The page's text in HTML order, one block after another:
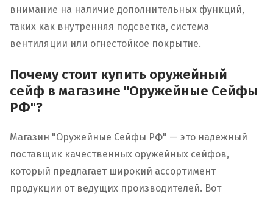
внимание на наличие дополнительных функций,
таких как внутренняя подсветка, система
вентиляции или огнестойкое покрытие.
Почему стоит купить оружейный
сейф в магазине "Оружейные Сейфы
РФ"?
Магазин "Оружейные Сейфы РФ" — это надежный
поставщик качественных оружейных сейфов,
который предлагает широкий ассортимент
продукции от ведущих производителей. Вот